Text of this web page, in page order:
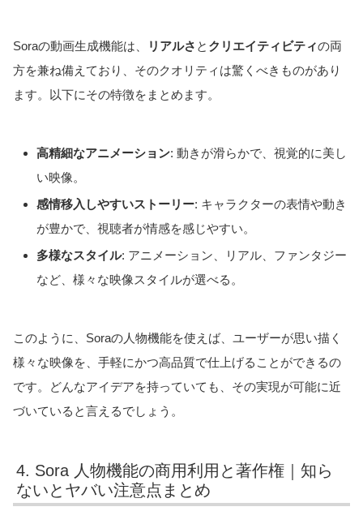
Soraの動画生成機能は、 リアルさ と クリエイティビティの両
方を兼ね備えており、そのクオリティは驚くべきものがあり
ます。以下にその特徴をまとめます。
高精細なアニメーション: 動きが滑らかで、視覚的に美し
い映像。
感情移入しやすいストーリー: キャラクターの表情や動き
が豊かで、視聴者が情感を感じやすい。
多様なスタイル: アニメーション、リアル、ファンタジー
など、様々な映像スタイルが選べる。
このように、Soraの人物機能を使えば、ユーザーが思い描く
様々な映像を、手軽にかつ高品質で仕上げることができるの
です。どんなアイデアを持っていても、その実現が可能に近
づいていると言えるでしょう。
4. Sora 人物機能の商用利用と著作権｜知ら
ないとヤバい注意点まとめ